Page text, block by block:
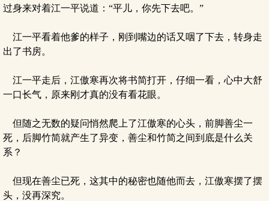
过身来对着江一平说道：“平儿，你先下去吧。”
江一平看着他爹的样子，刚到嘴边的话又咽了下去，转身走
出了书房。
江一平走后，江傲寒再次将书简打开，仔细一看，心中大舒
一口长气，原来刚才真的没有看花眼。
但随之无数的疑问悄然爬上了江傲寒的心头，前脚善尘一
死，后脚竹简就产生了异变，善尘和竹简之间到底是什么关
系？
但现在善尘已死，这其中的秘密也随他而去，江傲寒摆了摆
头，没再深究。